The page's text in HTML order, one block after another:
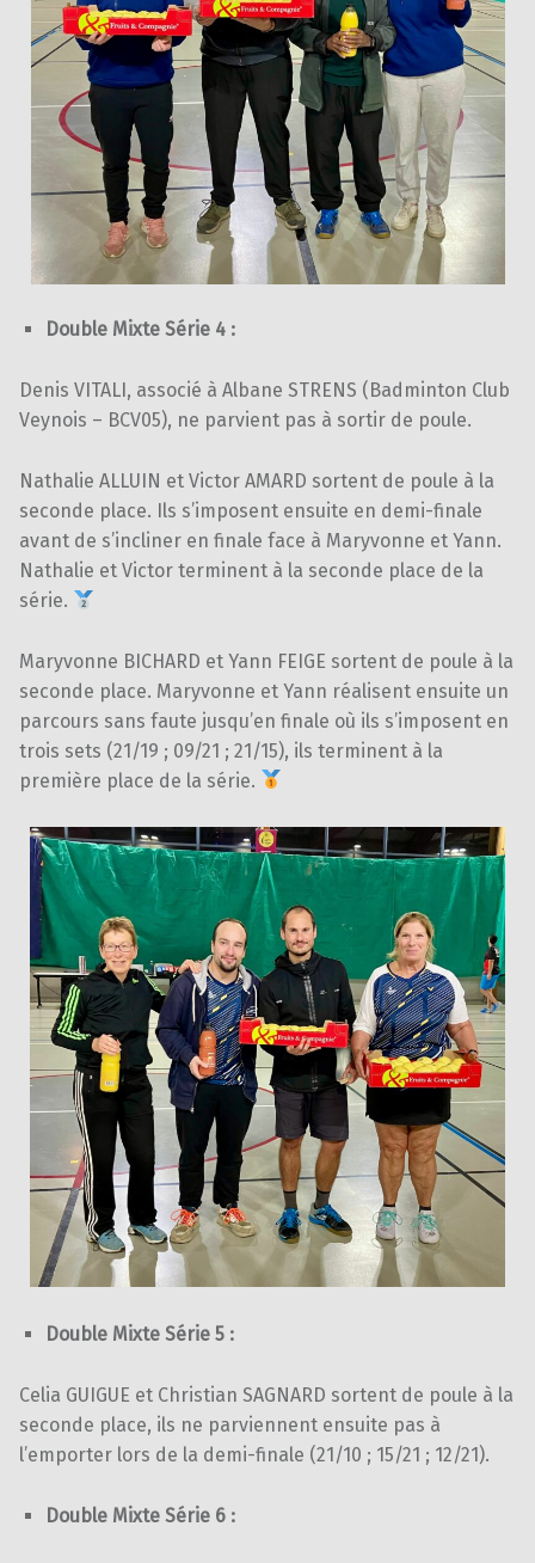
Double Mixte Série 4 :
Denis VITALI, associé à Albane STRENS (Badminton Club
Veynois – BCV05), ne parvient pas à sortir de poule.
Nathalie ALLUIN et Victor AMARD sortent de poule à la
seconde place. Ils s’imposent ensuite en demi-finale
avant de s’incliner en finale face à Maryvonne et Yann.
Nathalie et Victor terminent à la seconde place de la
série.
Maryvonne BICHARD et Yann FEIGE sortent de poule à la
seconde place. Maryvonne et Yann réalisent ensuite un
parcours sans faute jusqu’en finale où ils s’imposent en
trois sets (21/19 ; 09/21 ; 21/15), ils terminent à la
première place de la série.
Double Mixte Série 5 :
Celia GUIGUE et Christian SAGNARD sortent de poule à la
seconde place, ils ne parviennent ensuite pas à
l’emporter lors de la demi-finale (21/10 ; 15/21 ; 12/21).
Double Mixte Série 6 :